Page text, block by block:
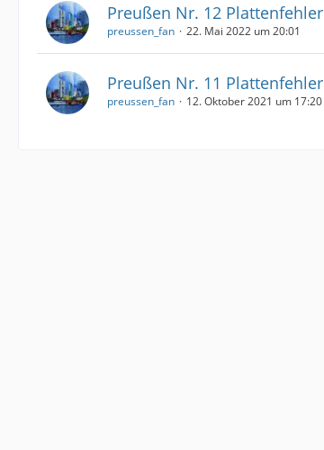
Preußen Nr. 12 Plattenfehler
preussen_fan 22. Mai 2022 um 20:01
Preußen Nr. 11 Plattenfehler
preussen_fan 12. Oktober 2021 um 17:20